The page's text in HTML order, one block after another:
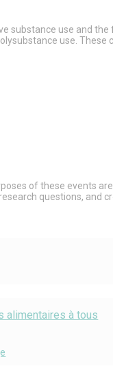
substance use and the
use. These
of these events
questions, and
alimentaires à tous